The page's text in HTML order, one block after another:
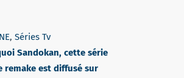
, Séries Tv
Sandokan, cette série
remake est diffusé sur